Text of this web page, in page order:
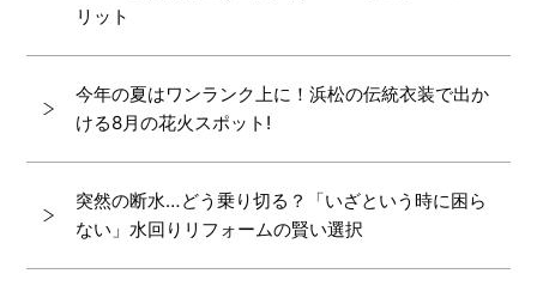
リット
今年の夏はワンランク上に！浜松の伝統衣装で出か
ける8月の花火スポット!
突然の断水…どう乗り切る？「いざという時に困ら
ない」水回りリフォームの賢い選択